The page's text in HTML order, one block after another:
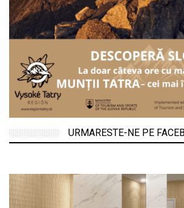
URMARESTE-NE PE